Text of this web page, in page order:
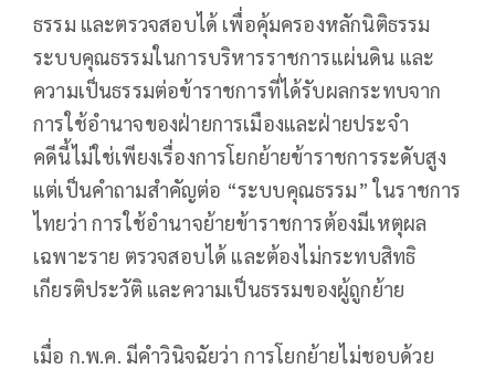
ธรรม และตรวจสอบได้ เพื่อคุ้มครองหลักนิติธรรม
ระบบคุณธรรมในการบริหารราชการแผ่นดิน และ
ความเป็นธรรมต่อข้าราชการที่ได้รับผลกระทบจาก
การใช้อำนาจของฝ่ายการเมืองและฝ่ายประจำ
คดีนี้ไม่ใช่เพียงเรื่องการโยกย้ายข้าราชการระดับสูง
แต่เป็นคำถามสำคัญต่อ “ระบบคุณธรรม” ในราชการ
ไทยว่า การใช้อำนาจย้ายข้าราชการต้องมีเหตุผล
เฉพาะราย ตรวจสอบได้ และต้องไม่กระทบสิทธิ
เกียรติประวัติ และความเป็นธรรมของผู้ถูกย้าย
เมื่อ ก.พ.ค. มีคำวินิจฉัยว่า การโยกย้ายไม่ชอบด้วย